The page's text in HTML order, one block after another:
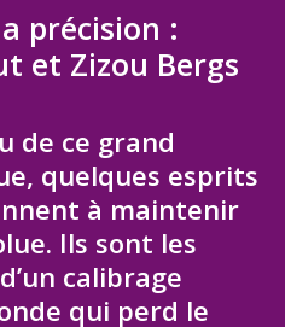
précision :
et Zizou Bergs
de ce grand
quelques esprits
à maintenir
Ils sont les
calibrage
qui perd le